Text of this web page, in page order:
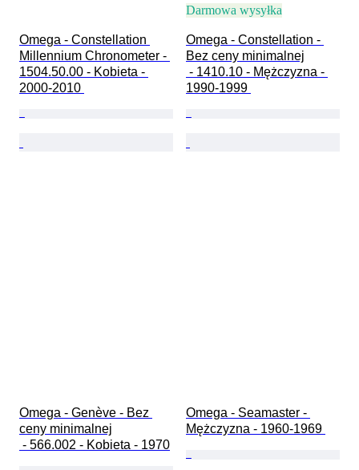
Omega - Constellation
Millennium Chronometer -
1504.50.00 - Kobieta -
2000-2010
Darmowa wysyłka
Omega - Constellation -
Bez ceny minimalnej
1990-1999
Omega - Genève - Bez
ceny minimalnej
- 566.002 - Kobieta - 1970
Omega - Seamaster -
Mężczyzna - 1960-1969